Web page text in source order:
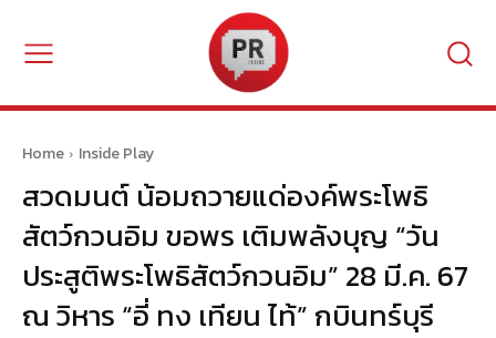
Home Inside Play
สวดมนต์ น้อมถวายแด่องค์พระโพธิ
สัตว์กวนอิม ขอพร เติมพลังบุญ “วัน
ประสูติพระโพธิสัตว์กวนอิม” 28 มี.ค. 67
ณ วิหาร “อี่ ทง เทียน ไท้” กบินทร์บุรี